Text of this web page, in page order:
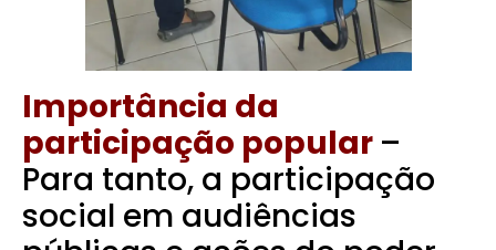
Importância da
participação popular –
Para tanto, a participação
social em audiências